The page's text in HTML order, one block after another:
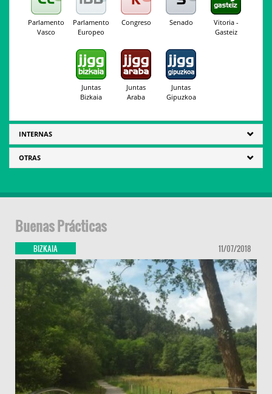
Parlamento
Vasco
Parlamento
Europeo
Congreso Senado
Vitoria -
Gasteiz
Juntas
Bizkaia
Juntas
Araba
Juntas
Gipuzkoa
INTERNAS
OTRAS
Buenas Prácticas
BIZKAIA 11/07/2018